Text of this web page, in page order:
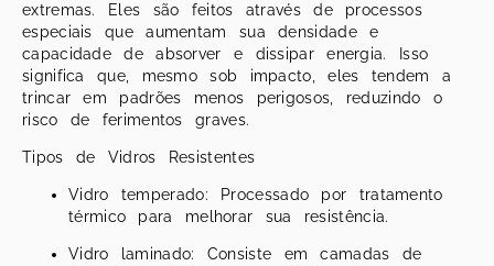
extremas. Eles são feitos através de processos
especiais que aumentam sua densidade e
capacidade de absorver e dissipar energia. Isso
significa que, mesmo sob impacto, eles tendem a
trincar em padrões menos perigosos, reduzindo o
risco de ferimentos graves.
Tipos de Vidros Resistentes
Vidro temperado: Processado por tratamento
térmico para melhorar sua resistência.
Vidro laminado: Consiste em camadas de